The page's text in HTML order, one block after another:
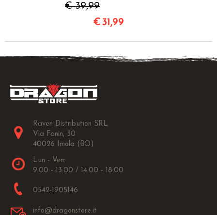
€ 39,99
€31,99
Raven Distribution SRL
Via Fanin, 30
40026 Imola (BO)
Lun - Ven:
9.00 - 13.00 / 14.00 - 18.00
0542-1905146
info@dragonstore.it